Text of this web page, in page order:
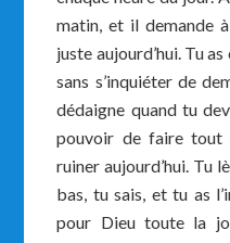
matin, et il demande
juste aujourd’hui. Tu as
sans s’inquiéter de
dédaigne quand tu
pouvoir de faire
ruiner aujourd’hui. Tu
bas, tu sais, et tu as
pour Dieu toute la